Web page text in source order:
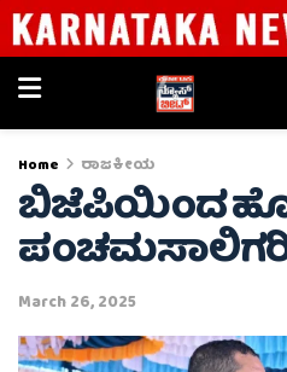
Home ರಾಜಕೀಯ
ಬಿಜೆಪಿಯಿಂದ
March 26, 2025